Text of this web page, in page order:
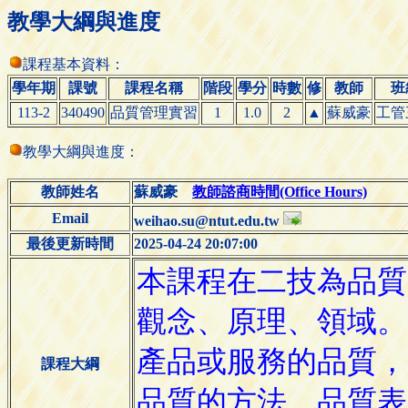
教學大綱與進度
課程基本資料：
學年期
課號 課程名稱 階段 學分 時數 修 教師
班
113-2
340490 品質管理實習 1 1.0 2 ▲ 蘇威豪 工
教學大綱與進度：
教師姓名 蘇威豪教師諮商時間(Office Hours)
Email
weihao.su@ntut.edu.tw
最後更新時間
2025-04-24 20:07:00
課程大綱